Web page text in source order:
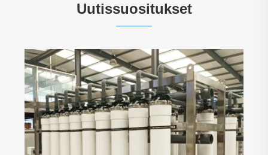
Uutissuositukset
Kuinka juomaveden ultrasuodatuslaitteet
takaavat turvallisen ja puhtaan veden?
Katso lisää >>